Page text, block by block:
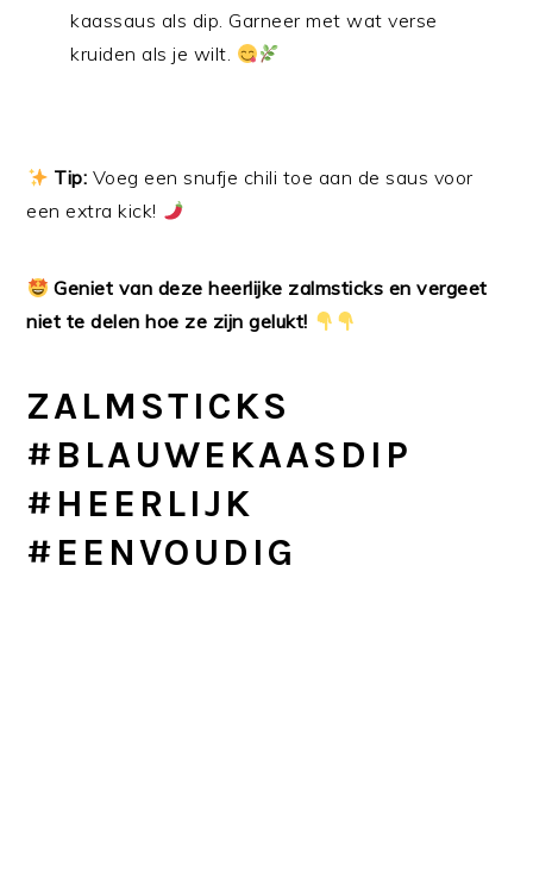
kaassaus als dip. Garneer met wat verse
kruiden als je wilt.
Tip: Voeg een snufje chili toe aan de saus voor
een extra kick!
Geniet van deze heerlijke zalmsticks en vergeet
niet te delen hoe ze zijn gelukt!
ZALMSTICKS
#BLAUWEKAASDIP
#HEERLIJK
#EENVOUDIG